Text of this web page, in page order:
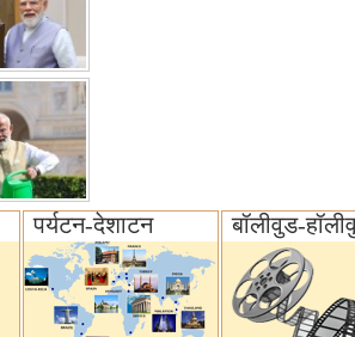
पर्यटन-देशाटन बॉलीवुड-